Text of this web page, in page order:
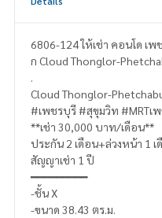
6806-124 ให้เช่า คอนโด เพ
ก Cloud Thonglor-
.
Cloud Thonglor-
#เพชรบุรี #สุขุมวิท #MRTเ
**เช่า 30,000 บาท/เดือน**
ประกัน 2 เดือน+ล่วงหน้า 1 เ
สัญญาเช่า 1 ปี
━━━━━━━━━
-ชั้น X
-ขนาด 38.43 ตร.ม.